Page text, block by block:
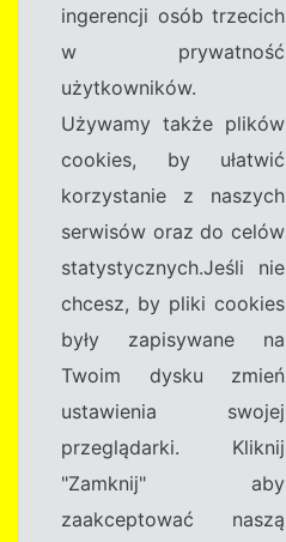
ingerencji osób trzecich
w prywatność
użytkowników.
Używamy także plików
cookies, by ułatwić
korzystanie z naszych
serwisów oraz do celów
statystycznych.Jeśli nie
chcesz, by pliki cookies
były zapisywane na
Twoim dysku zmień
ustawienia swojej
przeglądarki. Kliknij
"Zamknij" aby
zaakceptować naszą